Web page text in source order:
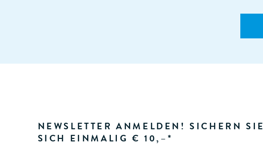
NEWSLETTER ANMELDEN! SICHERN SIE
SICH EINMALIG € 10,–*